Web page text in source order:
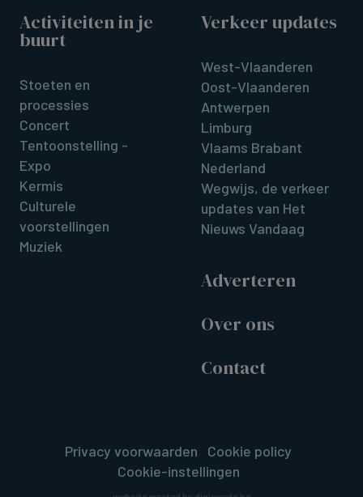
Activiteiten in je
buurt
Stoeten en
processies
Concert
Tentoonstelling -
Expo
Kermis
Culturele
voorstellingen
Muziek
Verkeer updates
West-Vlaanderen
Oost-Vlaanderen
Antwerpen
Limburg
Vlaams Brabant
Nederland
Wegwijs, de verkeer
updates van Het
Nieuws Vandaag
Adverteren
Over ons
Contact
Privacy voorwaarden
Cookie policy
Cookie-instellingen